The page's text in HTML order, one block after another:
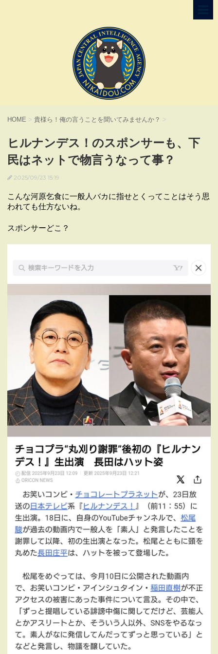
HOME > 貴様ら！俺の言うことを聞いてみませんか？ >
ヒルナンデス！のスポンサーも、下
民はネットで物言うなって事？
2025/09/23 15:19
こんな河原乞食に一般人バカに指せとくってことはそう思
われても仕方ないね。
スポンサーどこ？